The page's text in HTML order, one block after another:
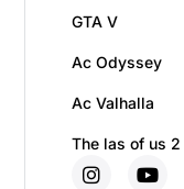
GTA V
Ac Odyssey
Ac Valhalla
The las of us 2